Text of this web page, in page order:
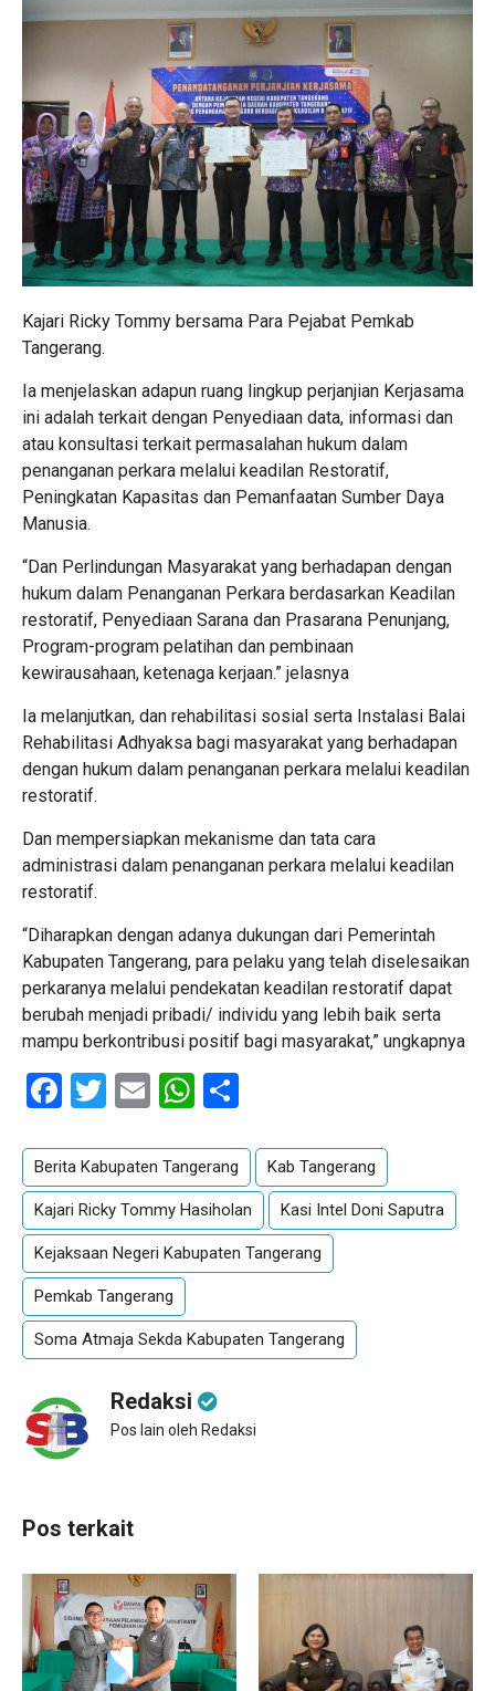
Kajari Ricky Tommy bersama Para Pejabat Pemkab
Tangerang.
Ia menjelaskan adapun ruang lingkup perjanjian Kerjasama
ini adalah terkait dengan Penyediaan data, informasi dan
atau konsultasi terkait permasalahan hukum dalam
penanganan perkara melalui keadilan Restoratif,
Peningkatan Kapasitas dan Pemanfaatan Sumber Daya
Manusia.
“Dan Perlindungan Masyarakat yang berhadapan dengan
hukum dalam Penanganan Perkara berdasarkan Keadilan
restoratif, Penyediaan Sarana dan Prasarana Penunjang,
Program-program pelatihan dan pembinaan
kewirausahaan, ketenaga kerjaan.” jelasnya
Ia melanjutkan, dan rehabilitasi sosial serta Instalasi Balai
Rehabilitasi Adhyaksa bagi masyarakat yang berhadapan
dengan hukum dalam penanganan perkara melalui keadilan
restoratif.
Dan mempersiapkan mekanisme dan tata cara
administrasi dalam penanganan perkara melalui keadilan
restoratif.
“Diharapkan dengan adanya dukungan dari Pemerintah
Kabupaten Tangerang, para pelaku yang telah diselesaikan
perkaranya melalui pendekatan keadilan restoratif dapat
berubah menjadi pribadi/ individu yang lebih baik serta
mampu berkontribusi positif bagi masyarakat,” ungkapnya
Facebook
Twitter
EmailWhatsApp
Berita Kabupaten Tangerang Kab Tangerang
Kajari Ricky Tommy Hasiholan Kasi Intel Doni Saputra
Kejaksaan Negeri Kabupaten Tangerang
Pemkab Tangerang
Soma Atmaja Sekda Kabupaten Tangerang
Redaksi
Pos lain oleh Redaksi
Pos terkait